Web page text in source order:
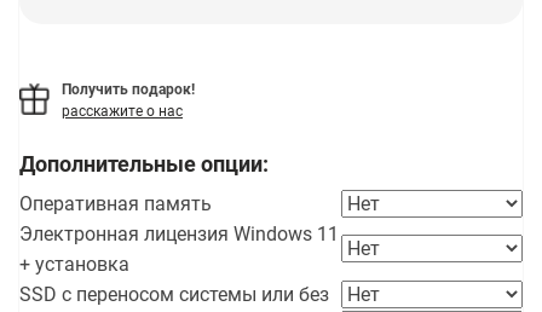
Получить подарок!
расскажите о нас
Дополнительные опции:
Оперативная память
Электронная лицензия Windows 11
+ установка
SSD с переносом системы или без